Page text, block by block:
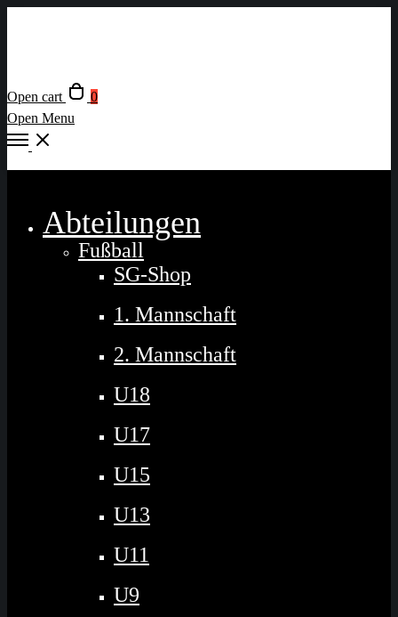
Open cart
0
Open Menu
Abteilungen
Fußball
SG-Shop
1. Mannschaft
2. Mannschaft
U18
U17
U15
U13
U11
U9